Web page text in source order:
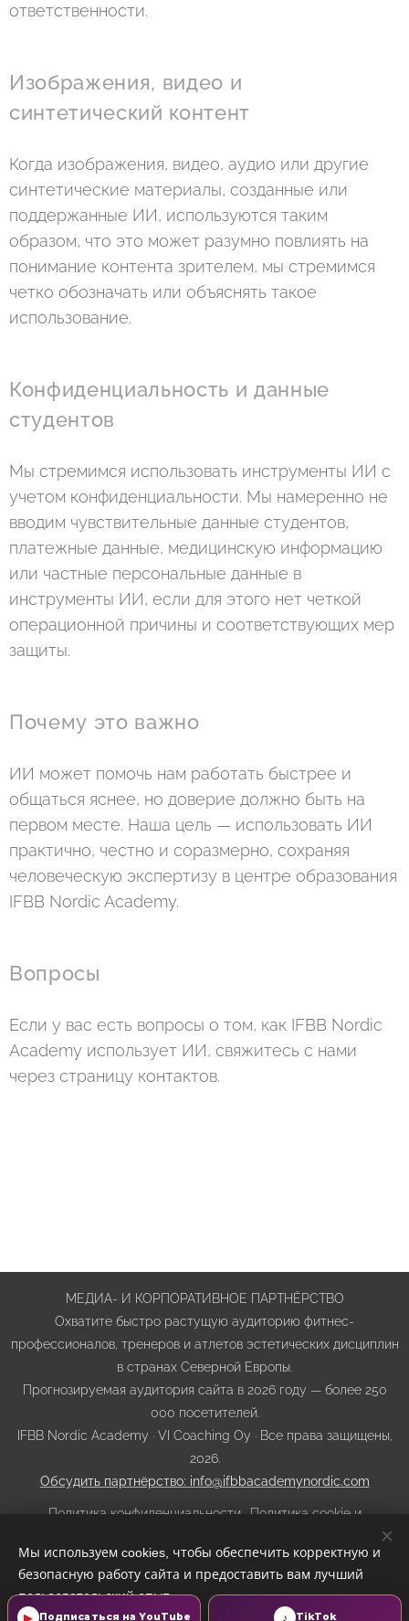
ответственности.
Изображения, видео и
синтетический контент
Когда изображения, видео, аудио или другие
синтетические материалы, созданные или
поддержанные ИИ, используются таким
образом, что это может разумно повлиять на
понимание контента зрителем, мы стремимся
четко обозначать или объяснять такое
использование.
Конфиденциальность и данные
студентов
Мы стремимся использовать инструменты ИИ с
учетом конфиденциальности. Мы намеренно не
вводим чувствительные данные студентов,
платежные данные, медицинскую информацию
или частные персональные данные в
инструменты ИИ, если для этого нет четкой
операционной причины и соответствующих мер
защиты.
Почему это важно
ИИ может помочь нам работать быстрее и
общаться яснее, но доверие должно быть на
первом месте. Наша цель — использовать ИИ
практично, честно и соразмерно, сохраняя
человеческую экспертизу в центре образования
IFBB Nordic Academy.
Вопросы
Если у вас есть вопросы о том, как IFBB Nordic
Academy использует ИИ, свяжитесь с нами
через страницу контактов.
МЕДИА- И КОРПОРАТИВНОЕ ПАРТНЁРСТВО
Охватите быстро растущую аудиторию фитнес-
профессионалов, тренеров и атлетов эстетических дисциплин
в странах Северной Европы.
Прогнозируемая аудитория сайта в 2026 году — более 250
000 посетителей.
IFBB Nordic Academy · VI Coaching Oy · Все права защищены,
2026.
Обсудить партнёрство: info@ifbbacademynordic.com
Политика конфиденциальности· Политика cookie и
покупки, отмены и возврата·Прозрачность ИИ
Cookie-файлы
Мы используем cookies, чтобы обеспечить корректную и
безопасную работу сайта и предоставить вам лучший
пользовательский опыт.
▶ Подписаться на YouTube ♪ TikTok